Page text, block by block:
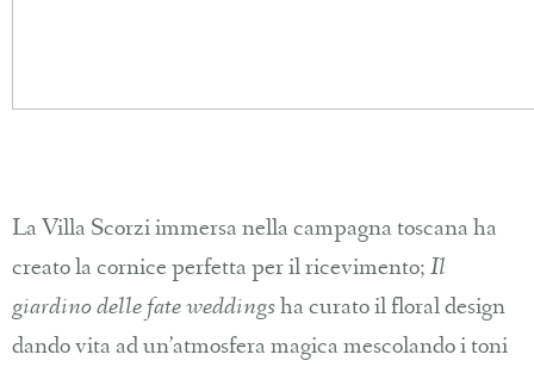
La Villa Scorzi immersa nella campagna toscana ha
creato la cornice perfetta per il ricevimento; Il
giardino delle fate weddingsha curato il floral design
dando vita ad un’atmosfera magica mescolando i toni